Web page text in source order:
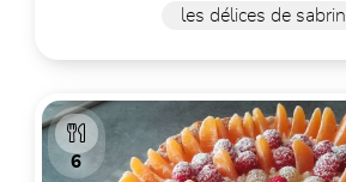
les délices de
6